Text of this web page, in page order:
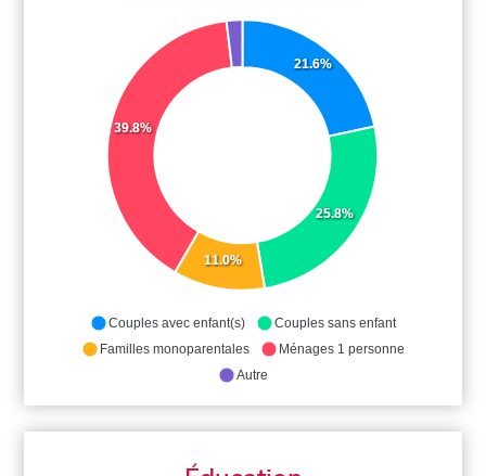
21.6%
25.8%
11.0%
39.8%
Couples avec enfant(s)
Couples sans enfant
Familles monoparentales
Ménages 1 personne
Autre